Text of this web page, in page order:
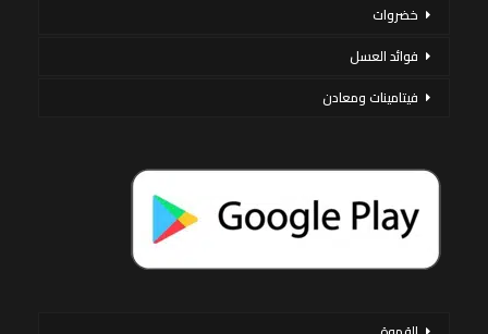
خضروات
فوائد العسل
فيتامينات ومعادن